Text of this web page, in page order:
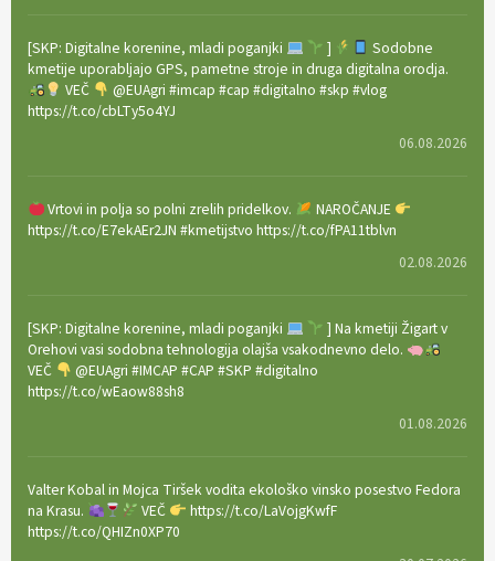
[SKP: Digitalne korenine, mladi poganjki ]
Sodobne
kmetije uporabljajo GPS, pametne stroje in druga digitalna orodja.
VEČ
@EUAgri #imcap #cap #digitalno #skp #vlog
https://t.co/cbLTy5o4YJ
06.08.2026
Vrtovi in polja so polni zrelih pridelkov.
NAROČANJE
https://t.co/E7ekAEr2JN #kmetijstvo https://t.co/fPA11tblvn
02.08.2026
[SKP: Digitalne korenine, mladi poganjki
] Na kmetiji Žigart v
Orehovi vasi sodobna tehnologija olajša vsakodnevno delo.
VEČ
@EUAgri #IMCAP #CAP #SKP #digitalno
https://t.co/wEaow88sh8
01.08.2026
Valter Kobal in Mojca Tiršek vodita ekološko vinsko posestvo Fedora
na Krasu.
VEČ
https://t.co/LaVojgKwfF
https://t.co/QHIZn0XP70